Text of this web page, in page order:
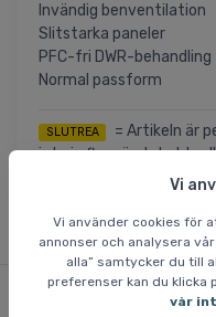
Vi
Vi använder cookies för
annonser och analysera
alla” samtycker du till
preferenser kan du klicka
vår
Invändig benventilation
Slitstarka paneler
PFC-fri DWR-behandling
Normal passform
SLUTREA
= Artikeln är
inte in fler när det
finns på lager är inte